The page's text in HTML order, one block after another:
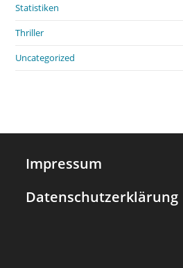
Statistiken
Thriller
Uncategorized
Impressum
Datenschutzerklärung